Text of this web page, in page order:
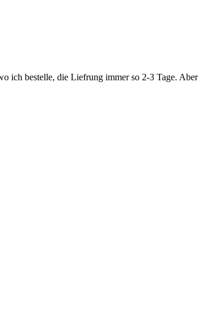
ich bestelle, die Liefrung immer so 2-3 Tage.